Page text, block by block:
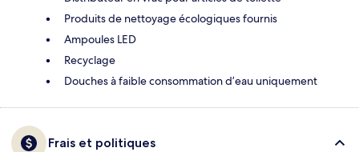
Produits de nettoyage écologiques fournis
Ampoules LED
Recyclage
Douches à faible consommation d’eau uniquement
Frais et politiques